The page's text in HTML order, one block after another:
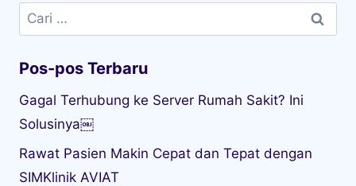
Cari
untuk:
Pos-pos Terbaru
Gagal Terhubung ke Server Rumah Sakit? Ini
Solusinya￼
Rawat Pasien Makin Cepat dan Tepat dengan
SIMKlinik AVIAT